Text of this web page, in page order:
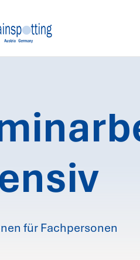
für Fachpersonen